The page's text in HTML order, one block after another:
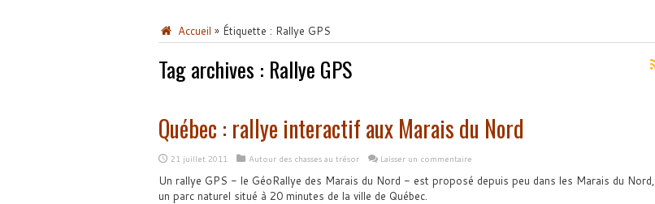
Accueil » Étiquette : Rallye GPS
Tag archives : Rallye GPS
Québec : rallye interactif aux Marais du Nord
21 juillet 2011 Autour des chasses au trésor Laisser un commentaire
Un rallye GPS - le GéoRallye des Marais du Nord - est proposé depuis peu dans les Marais du Nord,
un parc naturel situé à 20 minutes de la ville de Québec.